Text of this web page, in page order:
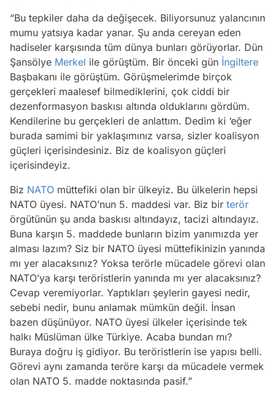
“Bu tepkiler daha da değişecek. Biliyorsunuz yalancının
mumu yatsıya kadar yanar. Şu anda cereyan eden
hadiseler karşısında tüm dünya bunları görüyorlar. Dün
Şansölye Merkel ile görüştüm. Bir önceki gün İngiltere
Başbakanı ile görüştüm. Görüşmelerimde birçok
gerçekleri maalesef bilmediklerini, çok ciddi bir
dezenformasyon baskısı altında olduklarını gördüm.
Kendilerine bu gerçekleri de anlattım. Dedim ki ‘eğer
burada samimi bir yaklaşımınız varsa, sizler koalisyon
güçleri içerisindesiniz. Biz de koalisyon güçleri
içerisindeyiz.
Biz NATO müttefiki olan bir ülkeyiz. Bu ülkelerin hepsi
NATO üyesi. NATO’nun 5. maddesi var. Biz bir terör
örgütünün şu anda baskısı altındayız, tacizi altındayız.
Buna karşın 5. maddede bunların bizim yanımızda yer
alması lazım? Siz bir NATO üyesi müttefikinizin yanında
mı yer alacaksınız? Yoksa terörle mücadele görevi olan
NATO’ya karşı teröristlerin yanında mı yer alacaksınız?
Cevap veremiyorlar. Yaptıkları şeylerin gayesi nedir,
sebebi nedir, bunu anlamak mümkün değil. İnsan
bazen düşünüyor. NATO üyesi ülkeler içerisinde tek
halkı Müslüman ülke Türkiye. Acaba bundan mı?
Buraya doğru iş gidiyor. Bu teröristlerin ise yapısı belli.
Görevi aynı zamanda teröre karşı da mücadele vermek
olan NATO 5. madde noktasında pasif.”